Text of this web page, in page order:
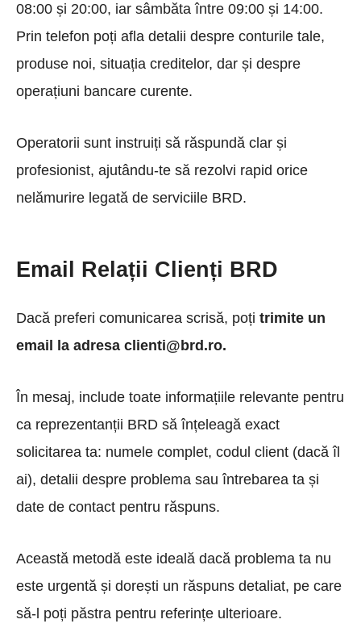
08:00 și 20:00, iar sâmbăta între 09:00 și 14:00.
Prin telefon poți afla detalii despre conturile tale,
produse noi, situația creditelor, dar și despre
operațiuni bancare curente.
Operatorii sunt instruiți să răspundă clar și
profesionist, ajutându-te să rezolvi rapid orice
nelămurire legată de serviciile BRD.
Email Relații Clienți BRD
Dacă preferi comunicarea scrisă, poți trimite un
email la adresa clienti@brd.ro.
În mesaj, include toate informațiile relevante pentru
ca reprezentanții BRD să înțeleagă exact
solicitarea ta: numele complet, codul client (dacă îl
ai), detalii despre problema sau întrebarea ta și
date de contact pentru răspuns.
Această metodă este ideală dacă problema ta nu
este urgentă și dorești un răspuns detaliat, pe care
să-l poți păstra pentru referințe ulterioare.